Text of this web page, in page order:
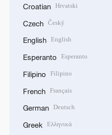
Croatian Hrvatski
Czech Český
English English
Esperanto Esperanto
Filipino Filipino
French Français
German Deutsch
Greek Ελληνικά